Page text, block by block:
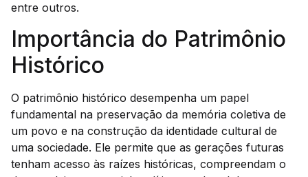
entre outros.
Importância do Patrimônio
Histórico
O patrimônio histórico desempenha um papel
fundamental na preservação da memória coletiva de
um povo e na construção da identidade cultural de
uma sociedade. Ele permite que as gerações futuras
tenham acesso às raízes históricas, compreendam o